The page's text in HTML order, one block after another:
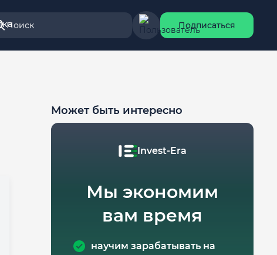
Поиск Подписаться
Может быть интересно
Invest-Era
Мы экономим
вам время
научим зарабатывать на